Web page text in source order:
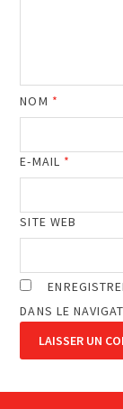
NOM *
E-MAIL *
SITE WEB
DANS LE